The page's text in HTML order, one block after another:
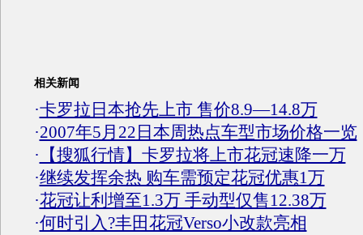
相关新闻
·卡罗拉日本抢先上市 售价8.9—14.8万
·2007年5月22日本周热点车型市场价格一览
· 【搜狐行情】卡罗拉将上市花冠速降一万
·继续发挥余热 购车需预定花冠优惠1万
·花冠让利增至1.3万 手动型仅售12.38万
·何时引入?丰田花冠Verso小改款亮相